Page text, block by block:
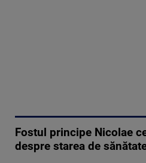
Fostul principe Nicolae
despre starea de